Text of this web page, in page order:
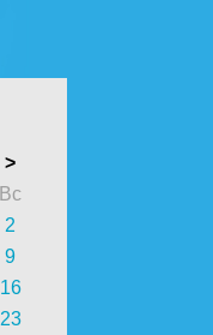
>
Вс
2
9
16
23